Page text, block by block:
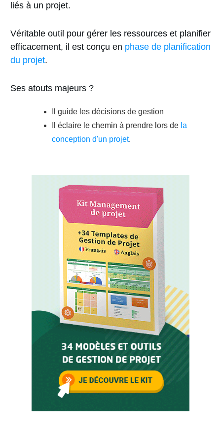
liés à un projet.
Véritable outil pour gérer les ressources et planifier
efficacement, il est conçu en phase de planification
du projet.
Ses atouts majeurs ?
Il guide les décisions de gestion
Il éclaire le chemin à prendre lors de la
conception d'un projet.